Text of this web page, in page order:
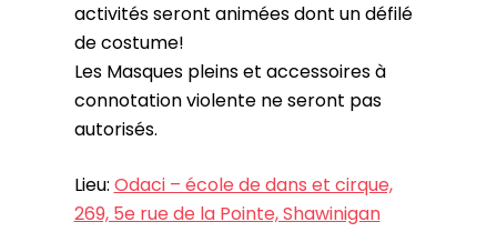
activités seront animées dont un défilé
de costume!
Les Masques pleins et accessoires à
connotation violente ne seront pas
autorisés.
Lieu: Odaci – école de dans et cirque,
269, 5e rue de la Pointe, Shawinigan